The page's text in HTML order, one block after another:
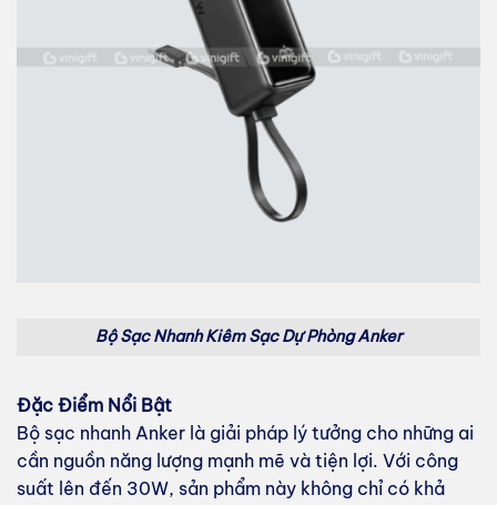
Bộ Sạc Nhanh Kiêm Sạc Dự Phòng Anker
Đặc Điểm Nổi Bật
Bộ sạc nhanh Anker là giải pháp lý tưởng cho những ai
cần nguồn năng lượng mạnh mẽ và tiện lợi. Với công
suất lên đến 30W, sản phẩm này không chỉ có khả